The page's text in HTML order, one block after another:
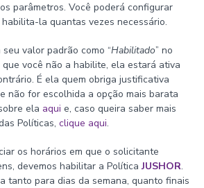
parâmetros. Você poderá configurar
la quantas vezes necessário.
seu valor padrão como “Habilitado” no
que você não a habilite, ela estará ativa
É ela quem obriga justificativa
não for escolhida a opção mais barata
ela aqui e, caso queira saber mais
Políticas, clique aqui.
os horários em que o solicitante
devemos habilitar a PolíticaJUSHOR.
tanto para dias da semana, quanto finais